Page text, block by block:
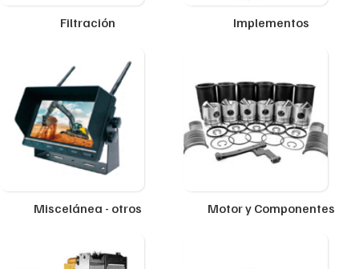
Filtración Implementos
Miscelánea - otros Motor y Componentes